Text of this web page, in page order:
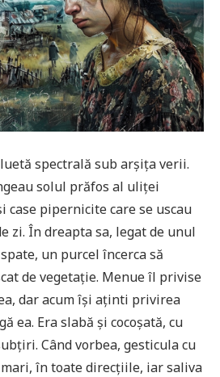
spectrală sub arșița verii.
solul prăfos al uliței
pipernicite care se uscau
zi. În dreapta sa, legat de unul
un purcel încerca să
de vegetație. Menue îl privise
dar acum își aținti privirea
ea. Era slabă și cocoșată, cu
Când vorbea, gesticula cu
în toate direcțiile, iar saliva